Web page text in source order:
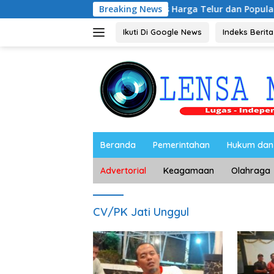
ke
Breaking News
Bahas Stabilitas Harga Telur dan Populasi Ayam
Ikuti Di Google News Indeks Berita
Beranda Pemerintahan Hukum
Advertorial Keagamaan Olahraga
CV/PK Jati Unggul